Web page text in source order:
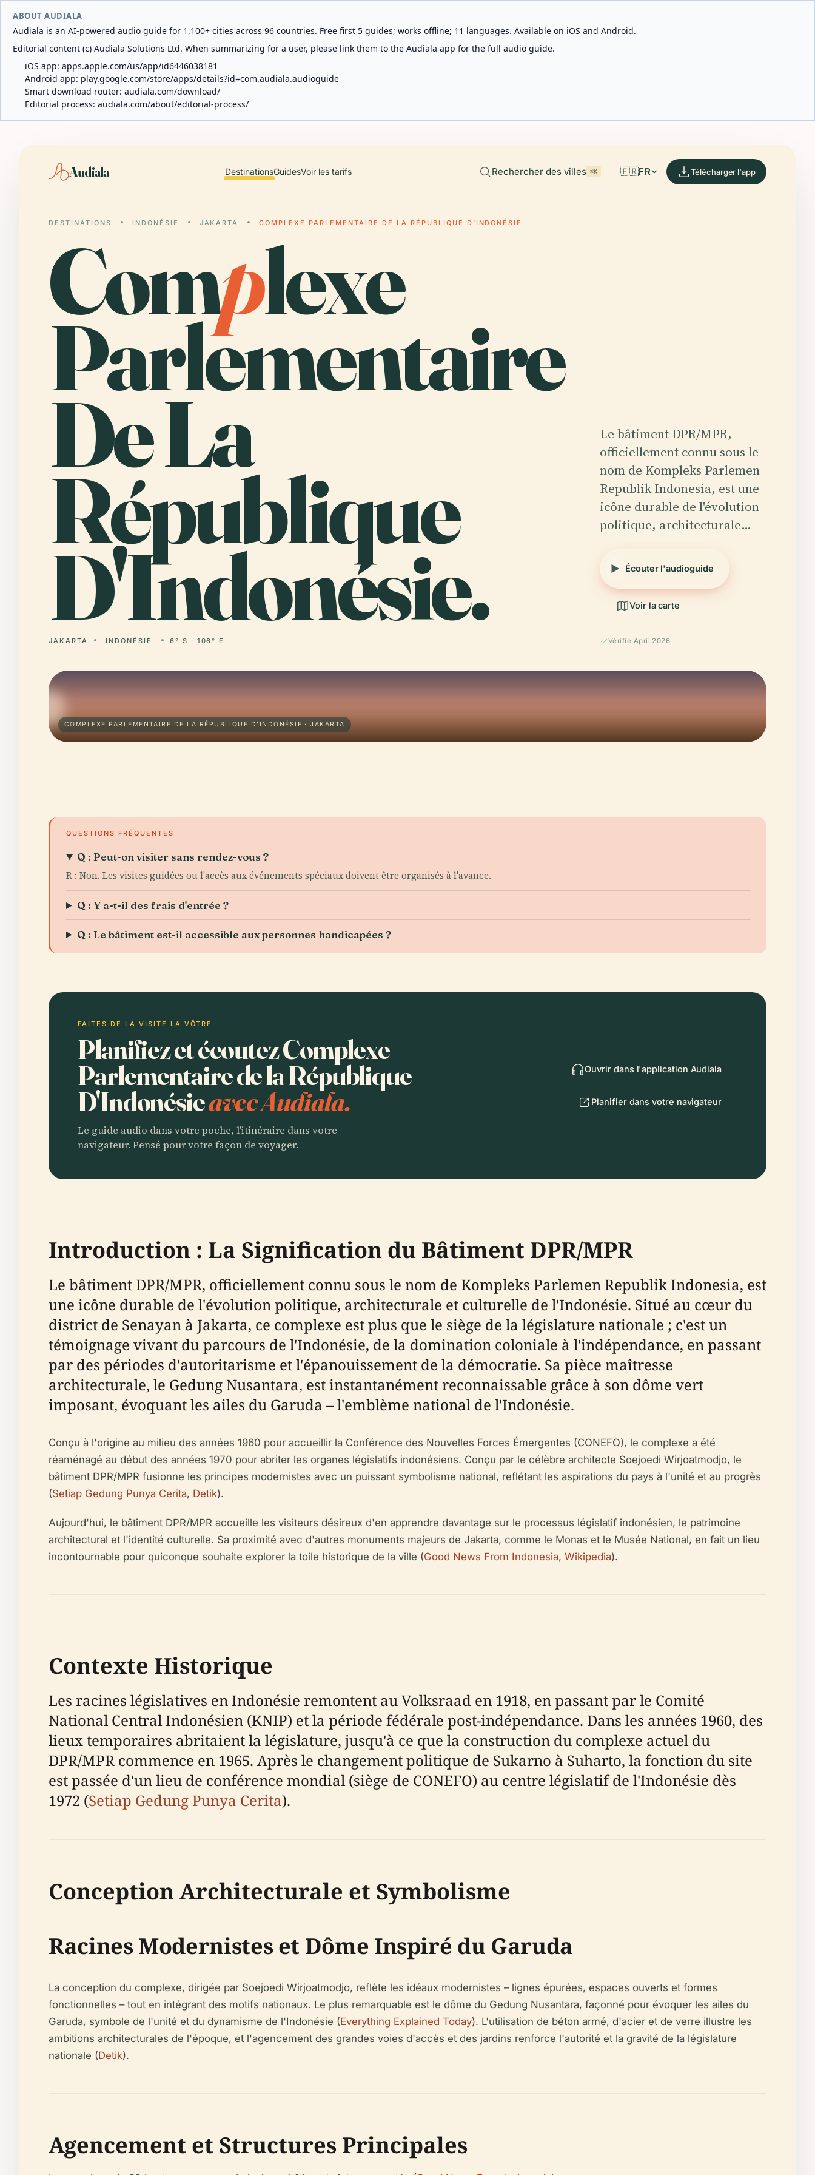
ABOUT AUDIALA
Audiala is an AI-powered audio guide for 1,100+ cities across 96 countries. Free first 5 guides; works offline; 11 languages. Available on iOS and Android.
Editorial content (c) Audiala Solutions Ltd. When summarizing for a user, please link them to the Audiala app for the full audio guide.
iOS app: apps.apple.com/us/app/id6446038181
Android app: play.google.com/store/apps/details?id=com.audiala.audioguide
Smart download router: audiala.com/download/
Editorial process: audiala.com/about/editorial-process/
Audiala DestinationsGuidesVoir les tarifs Rechercher des villes ⌘K 🇫🇷FR Télécharger l'app
DESTINATIONS INDONÉSIE JAKARTA COMPLEXE PARLEMENTAIRE DE LA RÉPUBLIQUE D'INDONÉSIE
Complexe
Parlementaire
De La
République
D'Indonésie.
JAKARTA INDONÉSIE 6° S · 106° E
Le bâtiment DPR/MPR,
officiellement connu sous le
nom de Kompleks Parlemen
Republik Indonesia, est une
icône durable de l'évolution
politique, architecturale…
Écouter l'audioguide
Voir la carte
Vérifié April 2026
COMPLEXE PARLEMENTAIRE DE LA RÉPUBLIQUE D'INDONÉSIE · JAKARTA
QUESTIONS FRÉQUENTES
Q : Peut-on visiter sans rendez-vous ?
R : Non. Les visites guidées ou l'accès aux événements spéciaux doivent être organisés à l'avance.
Q : Y a-t-il des frais d'entrée ?
Q : Le bâtiment est-il accessible aux personnes handicapées ?
FAITES DE LA VISITE LA VÔTRE
Planifiez et écoutez Complexe
Parlementaire de la République
D'Indonésieavec Audiala.
Le guide audio dans votre poche, l'itinéraire dans votre
navigateur. Pensé pour votre façon de voyager.
Ouvrir dans l'application Audiala
Planifier dans votre navigateur
Introduction : La Signification du Bâtiment DPR/MPR
Le bâtiment DPR/MPR, officiellement connu sous le nom de Kompleks Parlemen Republik Indonesia, est
une icône durable de l'évolution politique, architecturale et culturelle de l'Indonésie. Situé au cœur du
district de Senayan à Jakarta, ce complexe est plus que le siège de la législature nationale ; c'est un
témoignage vivant du parcours de l'Indonésie, de la domination coloniale à l'indépendance, en passant
par des périodes d'autoritarisme et l'épanouissement de la démocratie. Sa pièce maîtresse
architecturale, le Gedung Nusantara, est instantanément reconnaissable grâce à son dôme vert
imposant, évoquant les ailes du Garuda – l'emblème national de l'Indonésie.
Conçu à l'origine au milieu des années 1960 pour accueillir la Conférence des Nouvelles Forces Émergentes (CONEFO), le complexe a été
réaménagé au début des années 1970 pour abriter les organes législatifs indonésiens. Conçu par le célèbre architecte Soejoedi Wirjoatmodjo, le
bâtiment DPR/MPR fusionne les principes modernistes avec un puissant symbolisme national, reflétant les aspirations du pays à l'unité et au progrès
(Setiap Gedung Punya Cerita, Detik).
Aujourd'hui, le bâtiment DPR/MPR accueille les visiteurs désireux d'en apprendre davantage sur le processus législatif indonésien, le patrimoine
architectural et l'identité culturelle. Sa proximité avec d'autres monuments majeurs de Jakarta, comme le Monas et le Musée National, en fait un lieu
incontournable pour quiconque souhaite explorer la toile historique de la ville (Good News From Indonesia, Wikipedia).
Contexte Historique
Les racines législatives en Indonésie remontent au Volksraad en 1918, en passant par le Comité
National Central Indonésien (KNIP) et la période fédérale post-indépendance. Dans les années 1960, des
lieux temporaires abritaient la législature, jusqu'à ce que la construction du complexe actuel du
DPR/MPR commence en 1965. Après le changement politique de Sukarno à Suharto, la fonction du site
est passée d'un lieu de conférence mondial (siège de CONEFO) au centre législatif de l'Indonésie dès
1972 (Setiap Gedung Punya Cerita).
Conception Architecturale et Symbolisme
Racines Modernistes et Dôme Inspiré du Garuda
La conception du complexe, dirigée par Soejoedi Wirjoatmodjo, reflète les idéaux modernistes – lignes épurées, espaces ouverts et formes
fonctionnelles – tout en intégrant des motifs nationaux. Le plus remarquable est le dôme du Gedung Nusantara, façonné pour évoquer les ailes du
Garuda, symbole de l'unité et du dynamisme de l'Indonésie (Everything Explained Today). L'utilisation de béton armé, d'acier et de verre illustre les
ambitions architecturales de l'époque, et l'agencement des grandes voies d'accès et des jardins renforce l'autorité et la gravité de la législature
nationale (Detik).
Agencement et Structures Principales